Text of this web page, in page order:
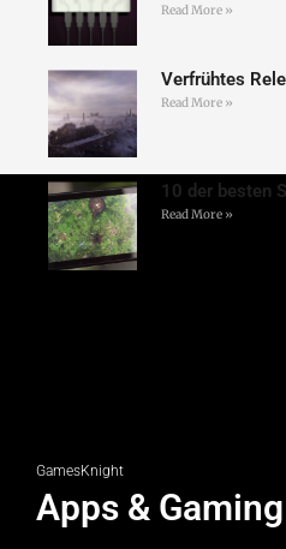
Read More »
Verfrühtes
Read More »
10 der besten
Read More »
GamesKnight
Apps & Gaming